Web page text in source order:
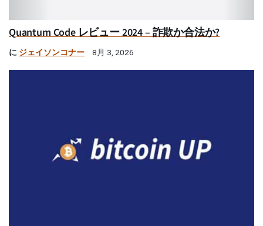
Quantum Code レビュー 2024 – 詐欺か合法か?
に ジェイソンコナー 8月 3, 2026